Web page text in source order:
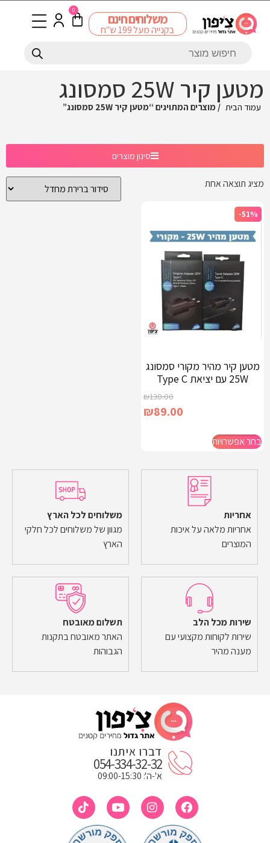
משלוחים חינם
בקנייה מעל 199 ש"ח
0
מטען קיר 25W סמסונג
עמוד הבית / מוצרים המתויגים “מטען קיר 25W סמסונג”
סינון מוצרים
מציג תוצאה אחת
-51%
מטען קיר מהיר מקורי סמסונג
25W עם יציאת Type C
₪130.00
₪89.00
בחר אפשרויות
אחריות
אחריות מלאה על איכות
המוצרים
משלוחים לכל הארץ
מגוון של משלוחים לכל חלקי
הארץ
שירות מכל הלב
שירות לקוחות מקצועי עם
מענה מהיר
תשלום מאובטח
האתר מאובטח בתקנות
הגבוהות
דברו איתנו
054-334-32-32
א'-ה': 09:00-15:30